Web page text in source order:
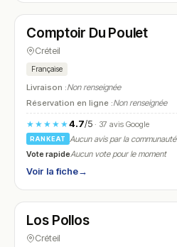
N° 9
Comptoir Du Poulet
Créteil
Française
Livraison :Non renseignée
Réservation en ligne :Non renseignée
★★★★★4.7/5· 37 avis Google
RANKEAT
Aucun avis par la communauté
Vote rapideAucun vote pour le moment
Voir la fiche→
N° 10
Los Pollos
Créteil